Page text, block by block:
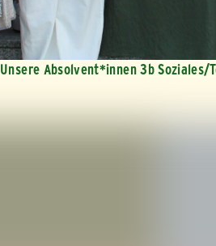
Unsere Absolvent*innen 3b Soziales/